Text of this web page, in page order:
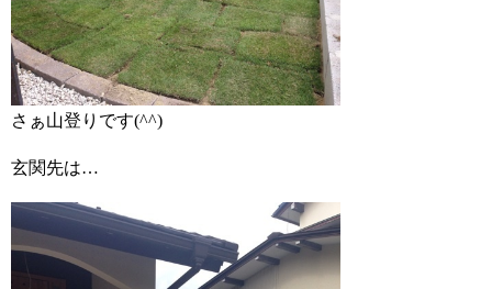
さぁ山登りです(^^)
玄関先は…